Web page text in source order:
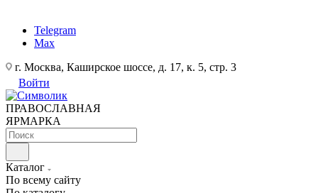
Telegram
Max
г. Москва, Каширское шоссе, д. 17, к. 5, стр. 3
Войти
ПРАВОСЛАВНАЯ
ЯРМАРКА
Каталог
По всему сайту